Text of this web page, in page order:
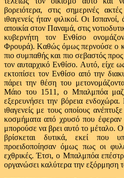
βορειότερα, στις σημερινές
ιθαγενείς ήταν φιλικοί. Οι
αποικία στον Παναμά, στις
κυβερνήτη τον Ενθίσο
Φρουρά). Καθώς όμως περνούσε ο
πιο συμπαθής και πιο σεβαστός
τον αυταρχικό Ενθίσο. Αυτό, είχε
εκτοπίσει τον Ενθίσο από την
πάρει την θέση του
Μάιο του 1511, ο Μπαλμπόα
εξερευνήσει την βόρεια
ιθαγενείς με τους οποίους
κοσμήματα από χρυσό που
μπορούσε να βρει αυτό το μέταλο.
βρίσκεται δυτικά, εκεί που
προειδοποίησαν όμως πως οι
εχθρικές. Έτσι, ο Μπαλμπόα
οργανώσει καλύτερα την εξόρμηση